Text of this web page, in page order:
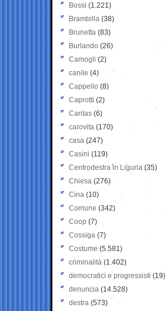
Bossi (1.221)
Brambilla (38)
Brunetta (83)
Burlando (26)
Camogli (2)
canile (4)
Cappello (8)
Caprotti (2)
Caritas (6)
carovita (170)
casa (247)
Casini (119)
Centrodestra in Liguria (35)
Chiesa (276)
Cina (10)
Comune (342)
Coop (7)
Cossiga (7)
Costume (5.581)
criminalità (1.402)
democratici e progressisti (19)
denuncia (14.528)
destra (573)